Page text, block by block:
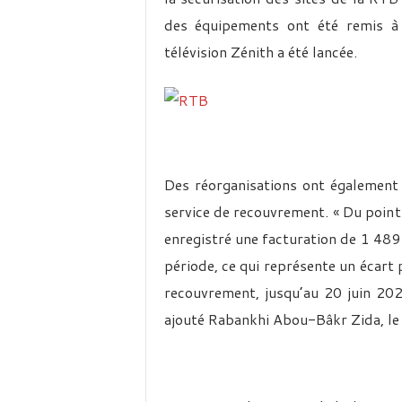
des équipements ont été remis
télévision Zénith a été lancée.
Des réorganisations ont
service de recouvrement. « Du
enregistré une facturation de 1
période, ce qui représente un
recouvrement, jusqu’au 20 juin
ajouté Rabankhi Abou-Bâkr Zida,